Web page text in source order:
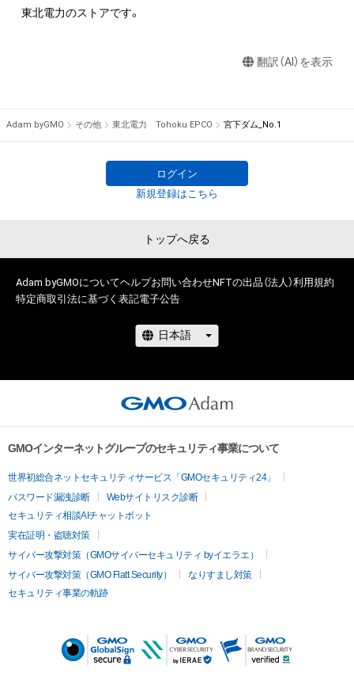
第三者に送信、配布ないし譲渡することはできません（第三者へ
・本コンテンツを利用して二次創作物を制作することはできま
・本コンテンツにかかる知的財産権（著作権、特許権、実用新案
以下同じ。）は、本コンテンツの作成者（以下に定義します）、著
管理委託を受けている者（以下あわせて「作成者等」といいます）
によって留保されています。
かかる知的財産権を有することを意味しません。
されません。）を行うことはできません。
令に反する利用またはそのおそれのある利用など、東北電力株
合、利用をお断りさせていただきます。
・本アイテムの購入、売却および利用に関して、購入者、売却者、
保有者、その他第三者が損害を被った場合、その損害がいかなる
原因で発生したものであっても、作成者等は、何らの法的責任も
負わないものとします。
翻訳（AI）を表示
Adam byGMO その他 東北電力 Tohoku EPCO 宮下ダム_No.1
ログイン
新規登録はこちら
トップへ戻る
Adam byGMOについてヘルプお問い合わせNFTの出品（法人）利用規約
特定商取引法に基づく表記電子公告
GMOインターネットグループのセキュリティ事業について
世界初総合ネットセキュリティサービス「GMOセキュリティ24」
パスワード漏洩診断
Webサイトリスク診断
セキュリティ相談AIチャットボット
実在証明・盗聴対策
サイバー攻撃対策（GMOサイバーセキュリティ byイエラエ）
サイバー攻撃対策（GMO Flatt Security）
なりすまし対策
セキュリティ事業の軌跡